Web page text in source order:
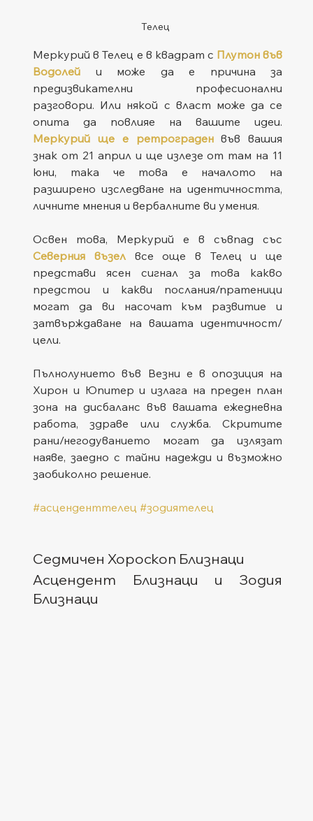
Телец
Меркурий в Телец е в квадрат с Плутон във
Водолей
и може да е причина за
предизвикателни професионални
разговори. Или някой с власт може да се
Меркурий ще е ретрограден във вашия
знак от 21 април и ще излезе от там на 11
юни, така че това е началото на
разширено изследване на идентичността,
личните мнения и вербалните ви умения.
Северния възел все още в Телец и ще
представи ясен сигнал за това какво
предстои и какви послания/пратеници
могат да ви насочат към развитие и
затвърждаване на вашата идентичност/
цели.
Пълнолунието във Везни е в опозиция на
Хирон и Юпитер и излага на преден план
зона на дисбаланс във вашата ежедневна
работа, здраве или служба. Скритите
рани/негодуванието могат да излязат
наяве, заедно с тайни надежди и възможно
заобиколно решение.
#асценденттелец #зодиятелец
Седмичен Хороскоп Близнаци
Асцендент Близнаци и Зодия
Близнаци